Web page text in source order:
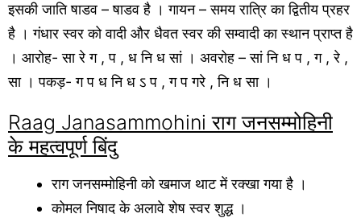
इसकी जाति षाडव – षाडव है । गायन – समय रात्रि का द्वितीय प्रहर
है । गंधार स्वर को वादी और धैवत स्वर की सम्वादी का स्थान प्राप्त है
। आरोह- सा रे ग , प , ध नि ध सां । अवरोह – सां नि ध प , ग , रे ,
सा । पकड़- ग प ध नि ध ऽ प , ग प गरे , नि ध सा ।
Raag Janasammohini राग जनसम्मोहिनी
के महत्वपूर्ण बिंदु
राग जनसम्मोहिनी को खमाज थाट में रक्खा गया है ।
कोमल निषाद के अलावे शेष स्वर शुद्ध ।